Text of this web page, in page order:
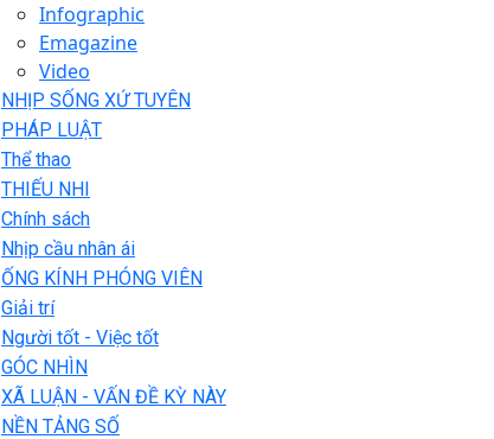
Infographic
Emagazine
Video
NHỊP SỐNG XỨ TUYÊN
PHÁP LUẬT
Thể thao
THIẾU NHI
Chính sách
Nhịp cầu nhân ái
ỐNG KÍNH PHÓNG VIÊN
Giải trí
Người tốt - Việc tốt
GÓC NHÌN
XÃ LUẬN - VẤN ĐỀ KỲ NÀY
NỀN TẢNG SỐ